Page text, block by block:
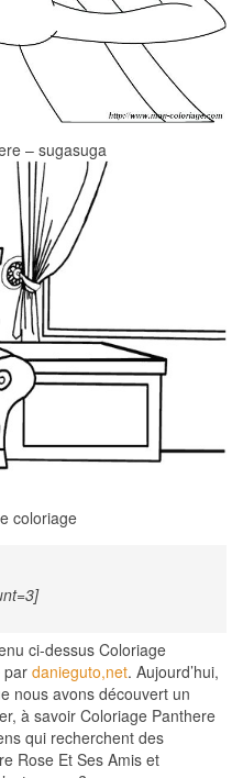
– sugasuga
coloriage
ci-dessus Coloriage
par danieguto,net. Aujourd’hui,
nous avons découvert un
à savoir Coloriage Panthere
qui recherchent des
Rose Et Ses Amis et